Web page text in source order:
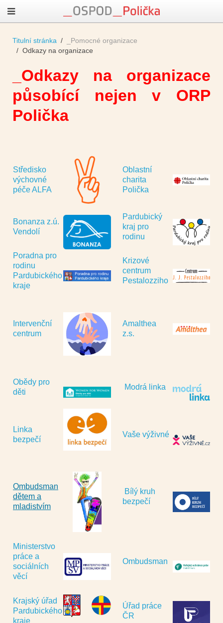
Titulní stránka
_Pomocné organizace
Odkazy na organizace
_Odkazy na organizace
působící nejen v ORP
Polička
Středisko
výchovné
péče ALFA
Oblastní
charita
Polička
Bonanza z.ú.
Vendolí
Pardubický
kraj pro
rodinu
Poradna pro
rodinu
Pardubického
kraje
Krizové
centrum
Pestalozziho
Intervenční
centrum
Amalthea
z.s.
Obědy pro
děti
Modrá linka
Linka
bezpečí
Vaše výživné
Ombudsman
dětem a
mladistvím
Bílý kruh
bezpečí
Ministerstvo
práce a
sociálních
věcí
Ombudsman
Krajský úřad
Pardubického
kraje
Úřad práce
ČR